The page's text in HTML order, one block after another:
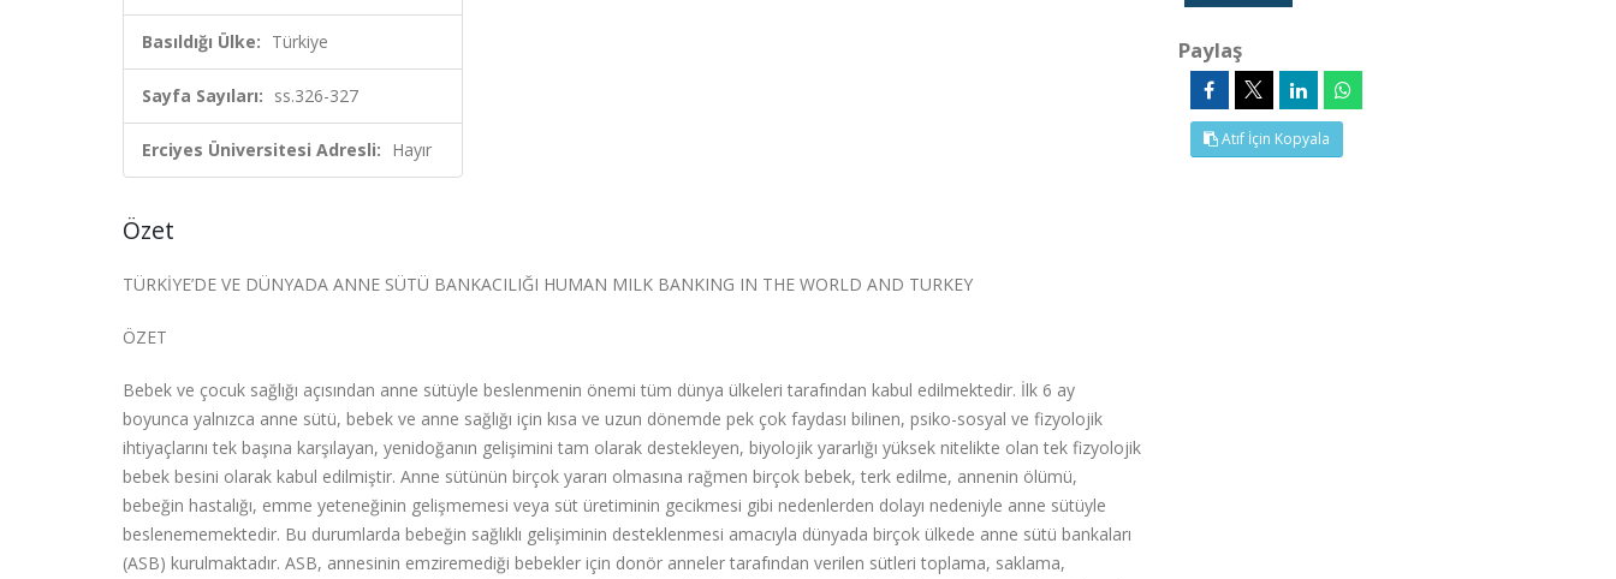
Basıldığı Ülke: Türkiye
Sayfa Sayıları: ss.326-327
Erciyes Üniversitesi Adresli: Hayır
Özet
TÜRKİYE’DE VE DÜNYADA ANNE SÜTÜ BANKACILIĞI HUMAN MILK BANKING IN THE WORLD AND TURKEY
ÖZET
Bebek ve çocuk sağlığı açısından anne sütüyle beslenmenin önemi tüm dünya ülkeleri tarafından kabul edilmektedir. İlk 6 ay
boyunca yalnızca anne sütü, bebek ve anne sağlığı için kısa ve uzun dönemde pek çok faydası bilinen, psiko-sosyal ve fizyolojik
ihtiyaçlarını tek başına karşılayan, yenidoğanın gelişimini tam olarak destekleyen, biyolojik yararlığı yüksek nitelikte olan tek fizyolojik
bebek besini olarak kabul edilmiştir. Anne sütünün birçok yararı olmasına rağmen birçok bebek, terk edilme, annenin ölümü,
bebeğin hastalığı, emme yeteneğinin gelişmemesi veya süt üretiminin gecikmesi gibi nedenlerden dolayı nedeniyle anne sütüyle
beslenememektedir. Bu durumlarda bebeğin sağlıklı gelişiminin desteklenmesi amacıyla dünyada birçok ülkede anne sütü bankaları
(ASB) kurulmaktadır. ASB, annesinin emziremediği bebekler için donör anneler tarafından verilen sütleri toplama, saklama,
Paylaş
Atıf İçin Kopyala